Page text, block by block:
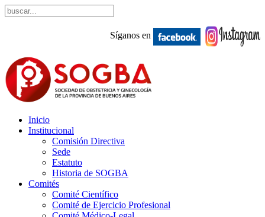
Síganos en
Inicio
Institucional
Comisión Directiva
Sede
Estatuto
Historia de SOGBA
Comités
Comité Científico
Comité de Ejercicio Profesional